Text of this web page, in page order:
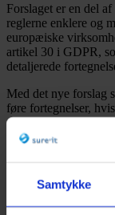
Samtykke
Forslaget er en del
reglerne enklere og
europæiske
artikel 30 i GDPR,
detaljerede
Med det nye forslag
føre fortegnelser,
en høj risikofor
målrettede og
Flere ændringer på
Forslaget lægger
og 42, som handler